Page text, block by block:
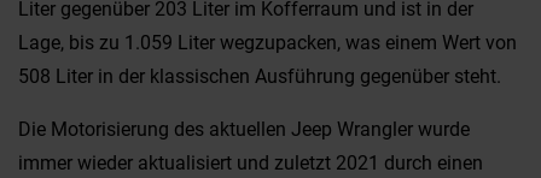
Liter gegenüber 203 Liter im Kofferraum und ist in der
Lage, bis zu 1.059 Liter wegzupacken, was einem Wert von
508 Liter in der klassischen Ausführung gegenüber steht.
Die Motorisierung des aktuellen Jeep Wrangler wurde
immer wieder aktualisiert und zuletzt 2021 durch einen